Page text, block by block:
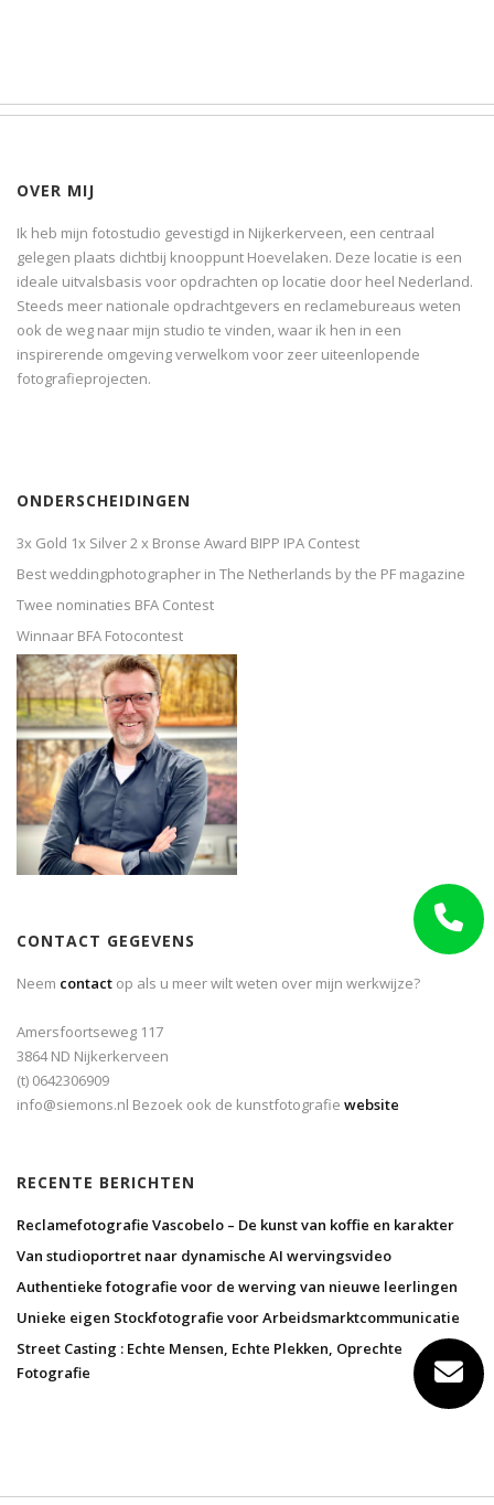
OVER MIJ
Ik heb mijn fotostudio gevestigd in Nijkerkerveen, een centraal
gelegen plaats dichtbij knooppunt Hoevelaken. Deze locatie is een
ideale uitvalsbasis voor opdrachten op locatie door heel Nederland.
Steeds meer nationale opdrachtgevers en reclamebureaus weten
ook de weg naar mijn studio te vinden, waar ik hen in een
inspirerende omgeving verwelkom voor zeer uiteenlopende
fotografieprojecten.
ONDERSCHEIDINGEN
3x Gold 1x Silver 2 x Bronse Award BIPP IPA Contest
Best weddingphotographer in The Netherlands by the PF magazine
Twee nominaties BFA Contest
Winnaar BFA Fotocontest
CONTACT GEGEVENS
Neem contact op als u meer wilt weten over mijn werkwijze?
Amersfoortseweg 117
3864 ND Nijkerkerveen
(t) 0642306909
info@siemons.nl Bezoek ook de kunstfotografie website
RECENTE BERICHTEN
Reclamefotografie Vascobelo – De kunst van koffie en karakter
Van studioportret naar dynamische AI wervingsvideo
Authentieke fotografie voor de werving van nieuwe leerlingen
Unieke eigen Stockfotografie voor Arbeidsmarktcommunicatie
Street Casting : Echte Mensen, Echte Plekken, Oprechte
Fotografie